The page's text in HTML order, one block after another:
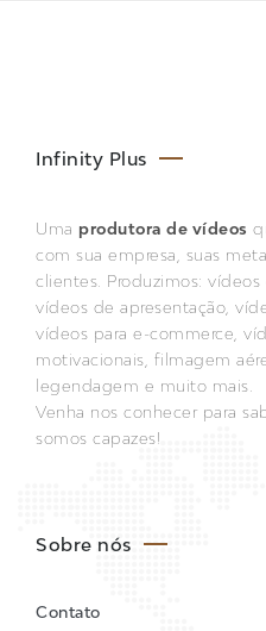
Infinity Plus
Uma produtora de vídeos
com sua empresa, suas
clientes. Produzimos: vídeos
vídeos de apresentação,
vídeos para e-commerce,
motivacionais, filmagem
legendagem e muito mais.
Venha nos conhecer para
somos capazes!
Sobre nós
Contato